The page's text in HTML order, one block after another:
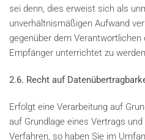
sei denn, dies erweist sich als
unverhältnismäßigen Aufwand
gegenüber dem
Empfänger unterrichtet zu
2.6. Recht auf
Erfolgt eine Verarbeitung auf
auf Grundlage eines Vertrags
Verfahren, so haben Sie im